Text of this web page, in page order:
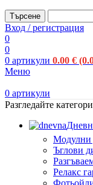
Търсене
Вход / регистрация
0
0
0 артикули 0.00 €
Меню
0 артикули
Разгледайте
Модулни
Ъглови
Релакс